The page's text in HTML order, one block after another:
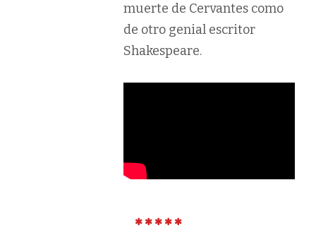
muerte de Cervantes como
de otro genial escritor
Shakespeare.